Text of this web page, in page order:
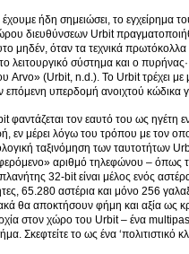
ήδη σημειώσει, το εγχείρημα
διευθύνσεων Urbit
μηδέν, όταν τα τεχνικά πρωτόκολλα
λειτουργικό σύστημα και ο
Arvo» (Urbit, n.d.). Το Urbit τρέχει με
επόμενη υπερδομή ανοιχτού κώδικα
φαντάζεται τον εαυτό του ως ηγέτη
εν μέρει λόγω του τρόπου με τον
ταξινόμηση των ταυτοτήτων
αριθμό τηλεφώνου – όπως
32-bit είναι μέλος ενός
65.280 αστέρια και μόνο 256
θα αποκτήσουν φήμη και αξία ως
στον χώρο του Urbit – ένα
Σκεφτείτε το ως ένα ‘πολιτιστικό